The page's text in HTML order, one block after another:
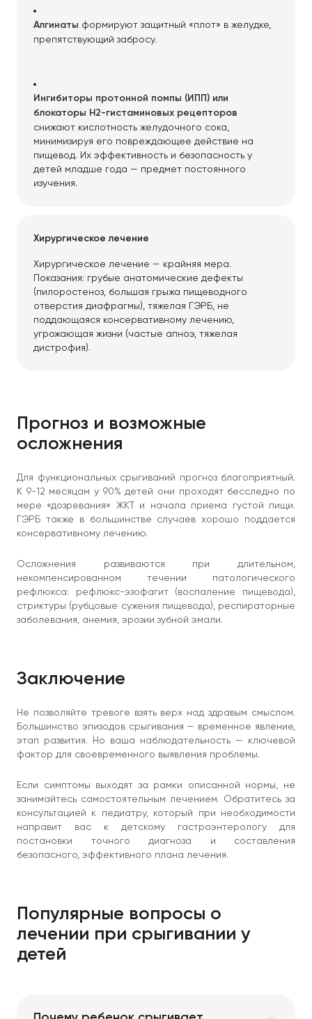
Алгинаты формируют защитный «плот» в желудке,
препятствующий забросу.
Ингибиторы протонной помпы (ИПП) или
блокаторы H2-гистаминовых рецепторов
снижают кислотность желудочного сока,
минимизируя его повреждающее действие на
пищевод. Их эффективность и безопасность у
детей младше года — предмет постоянного
изучения.
Хирургическое лечение
Хирургическое лечение — крайняя мера.
Показания: грубые анатомические дефекты
(пилоростеноз, большая грыжа пищеводного
отверстия диафрагмы), тяжелая ГЭРБ, не
поддающаяся консервативному лечению,
угрожающая жизни (частые апноэ, тяжелая
дистрофия).
Прогноз и возможные
осложнения
Для функциональных срыгиваний прогноз благоприятный.
К 9-12 месяцам у 90% детей они проходят бесследно по
мере «дозревания» ЖКТ и начала приема густой пищи.
ГЭРБ также в большинстве случаев хорошо поддается
консервативному лечению.
Осложнения развиваются при длительном,
некомпенсированном течении патологического
рефлюкса: рефлюкс-эзофагит (воспаление пищевода),
стриктуры (рубцовые сужения пищевода), респираторные
заболевания, анемия, эрозии зубной эмали.
Заключение
Не позволяйте тревоге взять верх над здравым смыслом.
Большинство эпизодов срыгивания — временное явление,
этап развития. Но ваша наблюдательность — ключевой
фактор для своевременного выявления проблемы.
Если симптомы выходят за рамки описанной нормы, не
занимайтесь самостоятельным лечением. Обратитесь за
консультацией к педиатру, который при необходимости
направит вас к детскому гастроэнтерологу для
постановки точного диагноза и составления
безопасного, эффективного плана лечения.
Популярные вопросы о
лечении при срыгивании у
детей